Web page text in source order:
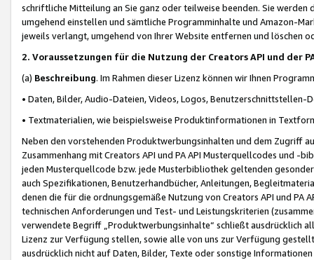
schriftliche Mitteilung an Sie ganz oder teilweise beenden. Sie werden
umgehend einstellen und sämtliche Programminhalte und Amazon-
jeweils verlangt, umgehend von Ihrer Website entfernen und löschen
2. Voraussetzungen für die Nutzung der Creators API und der
(a) Beschreibung. Im Rahmen dieser Lizenz können wir Ihnen
• Daten, Bilder, Audio-Dateien, Videos, Logos, Benutzerschnittstellen-
• Textmaterialien, wie beispielsweise Produktinformationen in
Neben den vorstehenden Produktwerbungsinhalten und dem Zugriff
Zusammenhang mit Creators API und PA API Musterquellcodes und
jeden Musterquellcode bzw. jede Musterbibliothek geltenden
auch Spezifikationen, Benutzerhandbücher, Anleitungen,
denen die für die ordnungsgemäße Nutzung von Creators API und PA
technischen Anforderungen und Test- und Leistungskriterien
verwendete Begriff „Produktwerbungsinhalte“ schließt ausdrücklich
Lizenz zur Verfügung stellen, sowie alle von uns zur Verfügung
ausdrücklich nicht auf Daten, Bilder, Texte oder sonstige